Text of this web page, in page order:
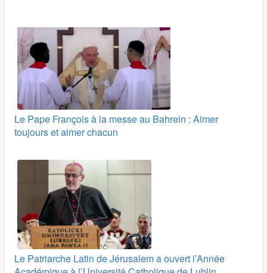
Le Pape François à la messe au Bahrein : Aimer
toujours et aimer chacun
Le Patriarche Latin de Jérusalem a ouvert l’Année